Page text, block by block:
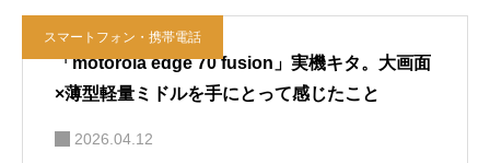
スマートフォン・携帯電話
「motorola edge 70 fusion」実機キタ。大画面
×薄型軽量ミドルを手にとって感じたこと
2026.04.12